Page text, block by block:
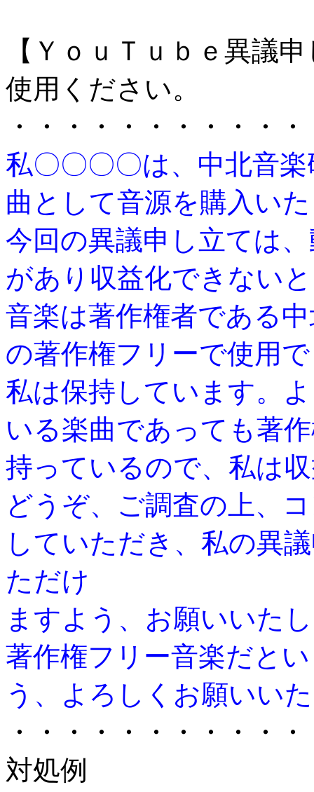
【ＹｏｕＴｕｂｅ異議
使用ください。
・・・・・・・・・・
私〇〇〇〇は、中北音
曲として音源を購入い
今回の異議申し立ては
があり収益化できない
音楽は著作権者である
の著作権フリーで使用
私は保持しています。
いる楽曲であっても著
持っているので、私は
どうぞ、ご調査の上、
していただき、私の異
ただけ
ますよう、お願いいた
著作権フリー音楽だと
う、よろしくお願いい
・・・・・・・・・・
対処例